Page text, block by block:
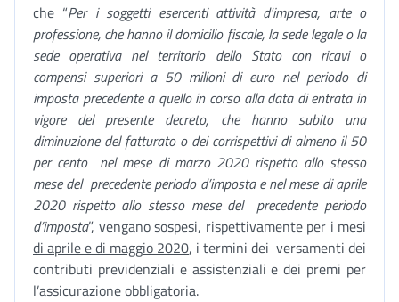
che “Per i soggetti esercenti attività d'impresa, arte o
professione, che hanno il domicilio fiscale, la sede legale o la
sede operativa nel territorio dello Stato con ricavi o
compensi superiori a 50 milioni di euro nel periodo di
imposta precedente a quello in corso alla data di entrata in
vigore del presente decreto, che hanno subito una
diminuzione del fatturato o dei corrispettivi di almeno il 50
per cento nel mese di marzo 2020 rispetto allo stesso
mese del precedente periodo d’imposta e nel mese di aprile
2020 rispetto allo stesso mese del precedente periodo
d’imposta”, vengano sospesi, rispettivamente per i mesi
di aprile e di maggio 2020, i termini dei versamenti dei
contributi previdenziali e assistenziali e dei premi per
l’assicurazione obbligatoria.